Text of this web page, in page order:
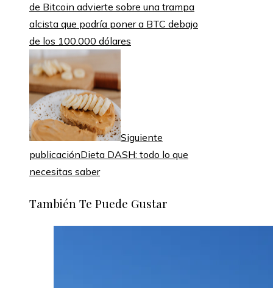
de Bitcoin advierte sobre una trampa
alcista que podría poner a BTC debajo
de los 100.000 dólares
Siguiente
publicaciónDieta DASH: todo lo que
necesitas saber
También Te Puede Gustar